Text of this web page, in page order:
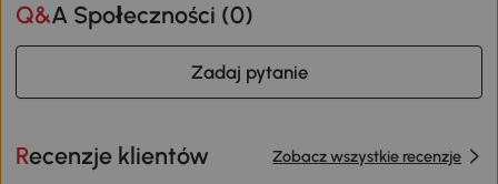
Q&A Społeczności (0)
Zadaj pytanie
Recenzje klientów Zobacz wszystkie recenzje